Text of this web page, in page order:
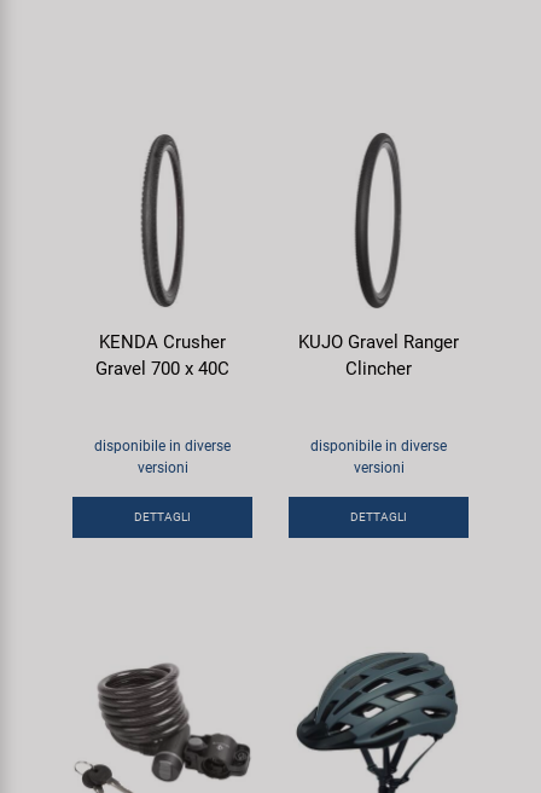
KENDA Crusher
Gravel 700 x 40C
disponibile in diverse
versioni
DETTAGLI
KUJO Gravel Ranger
Clincher
disponibile in diverse
versioni
DETTAGLI